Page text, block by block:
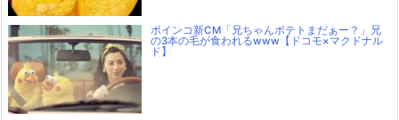
ポインコ新CM「兄ちゃんポテトまだぁー？」兄
の3本の毛が食われるwww【ドコモ×マクドナル
ド】